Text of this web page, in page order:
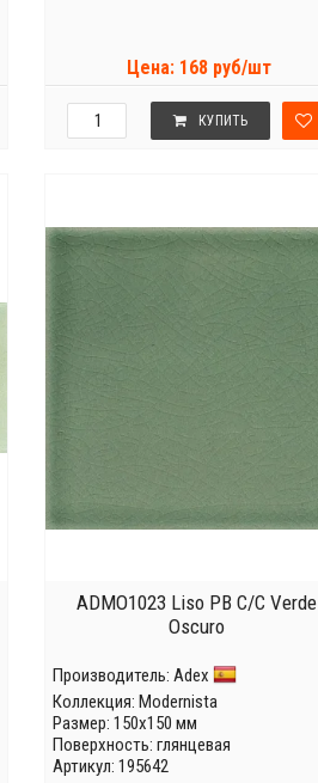
Цена: 168 руб/шт
КУПИТЬ
ADMO1023 Liso PB C/C Verde
Oscuro
Производитель: Adex
Коллекция: Modernista
Размер: 150x150 мм
Поверхность: глянцевая
Артикул: 195642